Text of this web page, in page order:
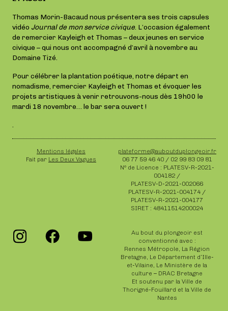
Thomas Morin-Bacaud nous présentera ses trois capsules
vidéo Journal de mon service civique. L’occasion également
de remercier Kayleigh et Thomas – deux jeunes en service
civique – qui nous ont accompagné d’avril à novembre au
Domaine Tizé.
Pour célébrer la plantation poétique, notre départ en
nomadisme, remercier Kayleigh et Thomas et évoquer les
projets artistiques à venir retrouvons-nous dès 19h00 le
mardi 18 novembre… le bar sera ouvert !
.
Mentions légales
Fait par Les Deux Vagues
plateforme@auboutduplongeoir.fr
06 77 59 46 40 / 02 99 83 09 81
N° de Licence : PLATESV-R-2021-
004182 /
PLATESV-D-2021-002066
PLATESV-R-2021-004174 /
PLATESV-R-2021-004177
SIRET : 48411514200024
Au bout du plongeoir est
conventionné avec :
Rennes Métropole, La Région
Bretagne, Le Département d’Ille-
et-Vilaine, Le Ministère de la
culture – DRAC Bretagne
Et soutenu par la Ville de
Thorigné-Fouillard et la Ville de
Nantes